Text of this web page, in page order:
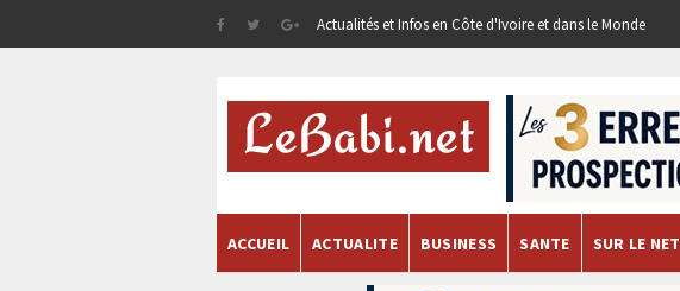
Actualités et Infos en Côte d'Ivoire et dans le Monde
ACCUEIL ACTUALITE BUSINESS SANTE SUR LE NET